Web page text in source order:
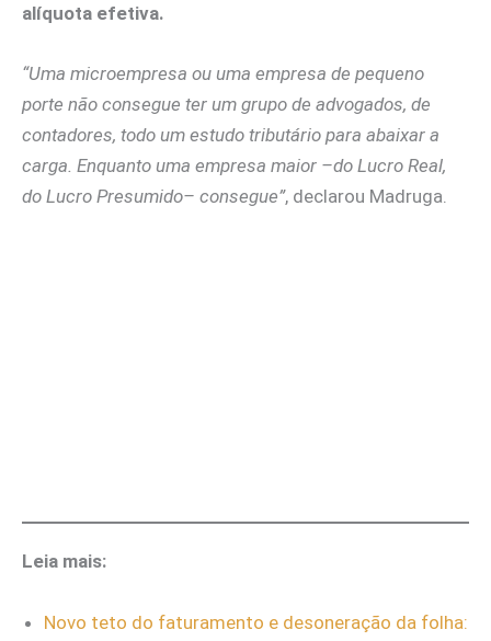
alíquota efetiva.
“Uma microempresa ou uma empresa de pequeno
porte não consegue ter um grupo de advogados, de
contadores, todo um estudo tributário para abaixar a
carga. Enquanto uma empresa maior –do Lucro Real,
do Lucro Presumido– consegue”, declarou Madruga.
Leia mais:
Novo teto do faturamento e desoneração da folha: